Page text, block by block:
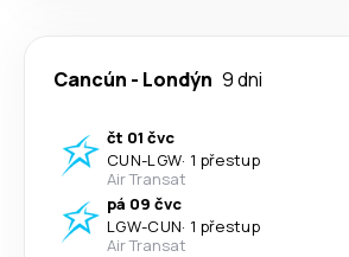
Cancún - Londýn 9 dni
čt 01 čvc
CUN-LGW· 1 přestup
Air Transat
pá 09 čvc
LGW-CUN· 1 přestup
Air Transat